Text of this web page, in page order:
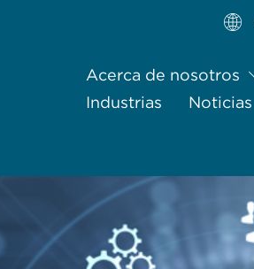
Acerca de nosotros
Industrias
Noticias